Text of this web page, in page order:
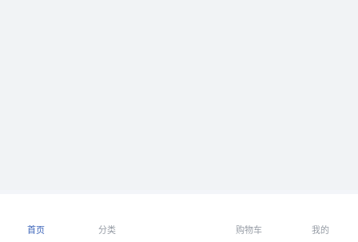
首页 分类 购物车 我的